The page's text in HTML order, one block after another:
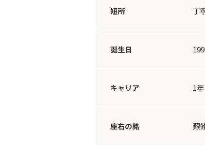
短所 丁
誕生日
キャリア 1年
座右の銘 艱